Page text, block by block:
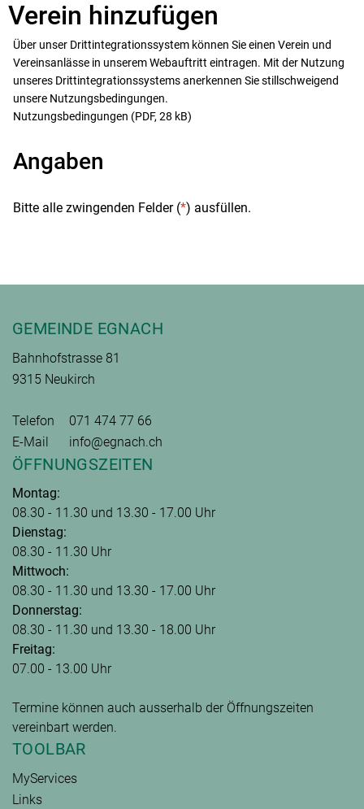
Verein hinzufügen
Über unser Drittintegrationssystem können Sie einen Verein und
Vereinsanlässe in unserem Webauftritt eintragen. Mit der Nutzung
unseres Drittintegrationssystems anerkennen Sie stillschweigend
unsere Nutzungsbedingungen.
Nutzungsbedingungen (PDF, 28 kB)
Angaben
Bitte alle zwingenden Felder (*) ausfüllen.
Fusszeile
GEMEINDE EGNACH
Bahnhofstrasse 81
9315 Neukirch
Telefon
071 474 77 66
E-Mail
info@egnach.ch
ÖFFNUNGSZEITEN
Montag:
08.30 - 11.30 und 13.30 - 17.00 Uhr
Dienstag:
08.30 - 11.30 Uhr
Mittwoch:
08.30 - 11.30 und 13.30 - 17.00 Uhr
Donnerstag:
08.30 - 11.30 und 13.30 - 18.00 Uhr
Freitag:
07.00 - 13.00 Uhr
Termine können auch ausserhalb der Öffnungszeiten
vereinbart werden.
TOOLBAR
MyServices
Links